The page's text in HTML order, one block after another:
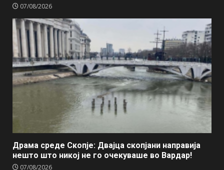
07/08/2026
Драма среде Скопје: Двајца скопјани направија
нешто што никој не го очекуваше во Вардар!
07/08/2026